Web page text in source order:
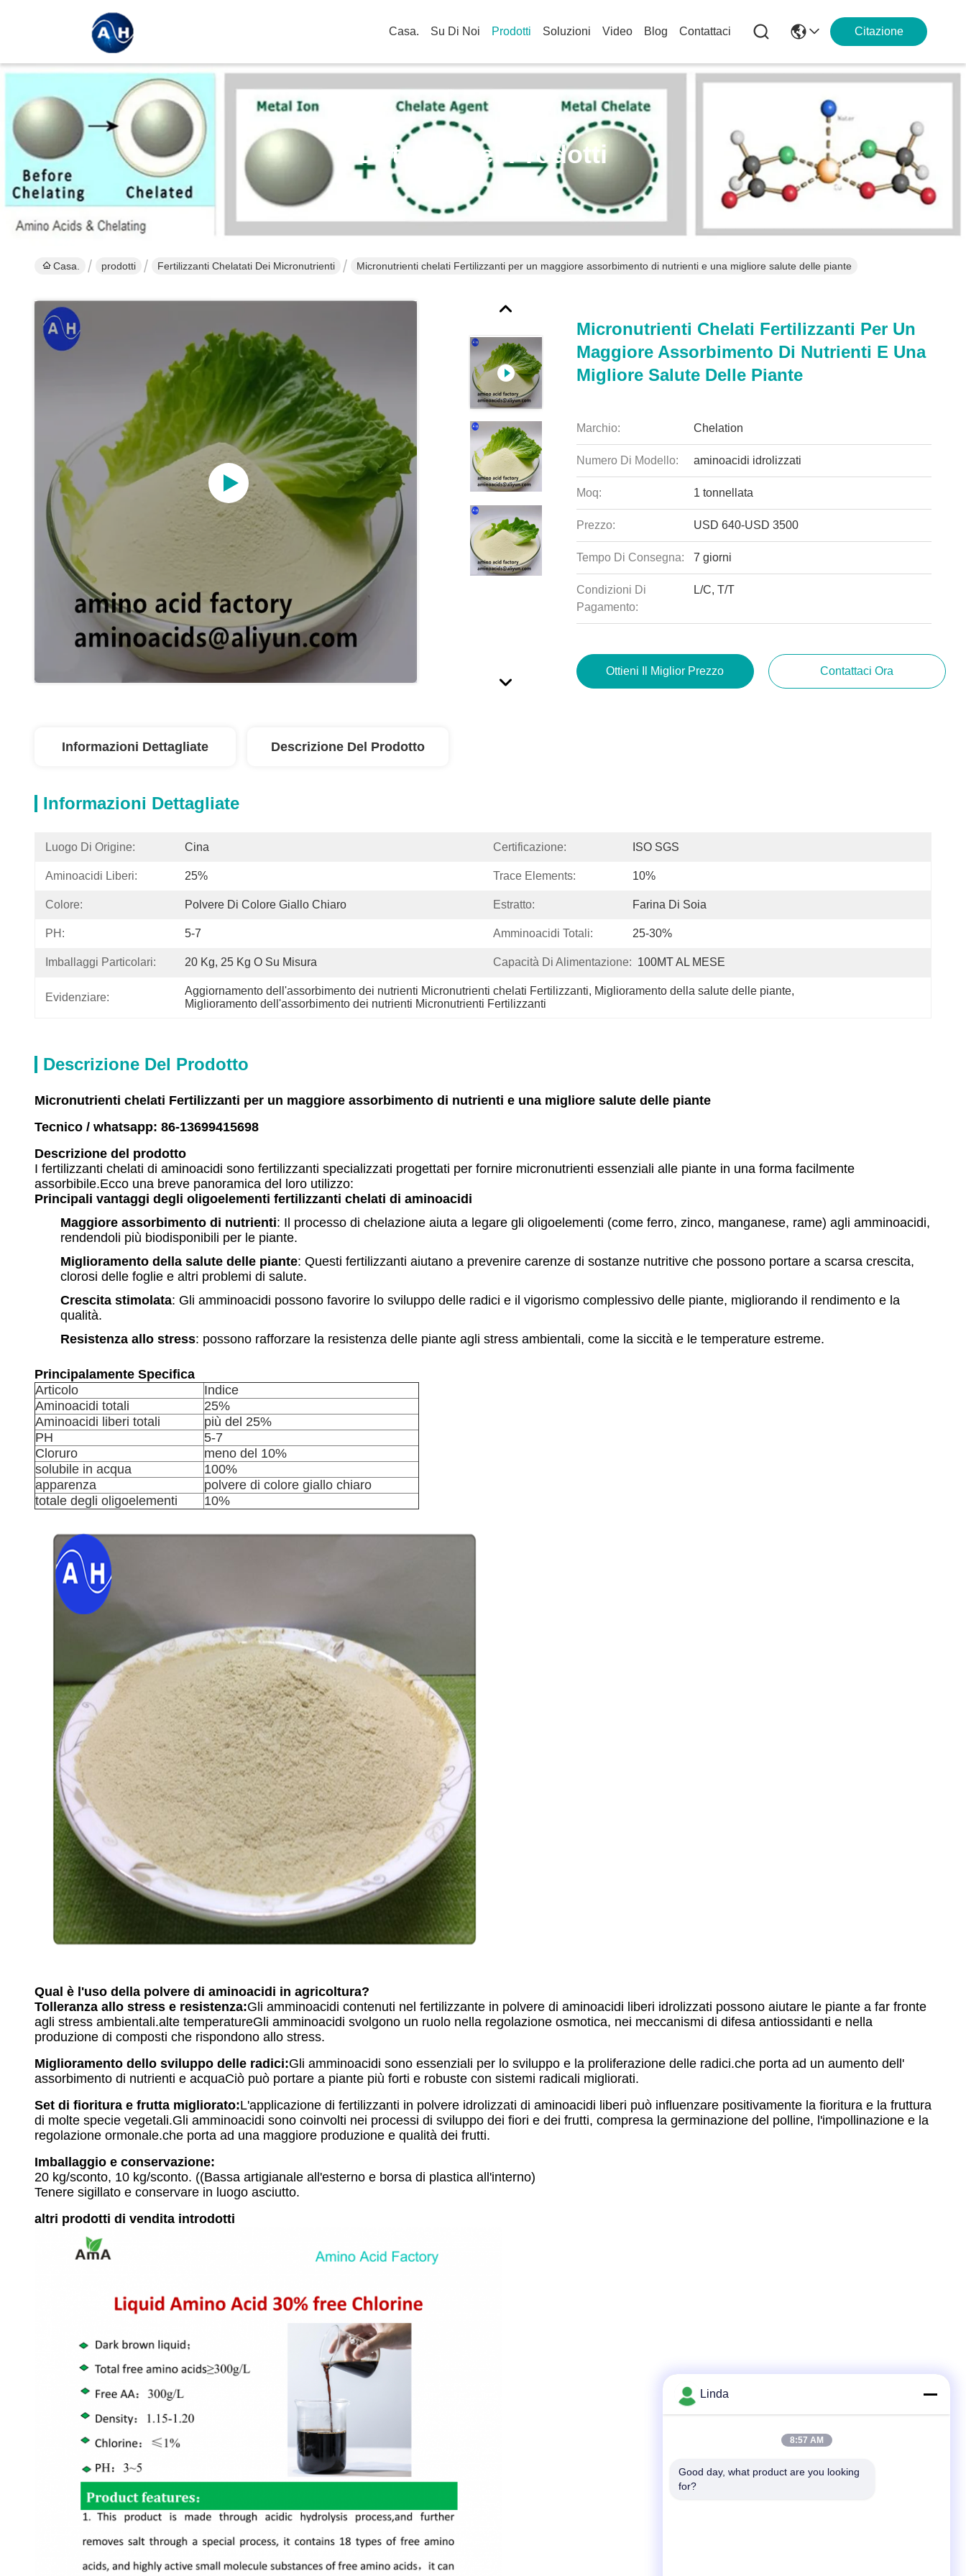
Casa. Su Di Noi Prodotti Soluzioni Video Blog Contattaci Citazione
Dettagli Dei Prodotti
Casa. prodotti Fertilizzanti Chelatati Dei Micronutrienti Micronutrienti chelati Fertilizzanti per un maggiore assorbimento di nutrienti e una migliore salute delle piante
Micronutrienti Chelati Fertilizzanti Per Un
Maggiore Assorbimento Di Nutrienti E Una
Migliore Salute Delle Piante
Marchio: Chelation
Numero Di Modello: aminoacidi idrolizzati
Moq: 1 tonnellata
Prezzo: USD 640-USD 3500
Tempo Di Consegna: 7 giorni
Condizioni Di
Pagamento:
L/C, T/T
Ottieni Il Miglior Prezzo Contattaci Ora
Informazioni Dettagliate Descrizione Del Prodotto
Informazioni Dettagliate
Luogo Di Origine: Cina Certificazione: ISO SGS
Aminoacidi Liberi: 25% Trace Elements: 10%
Colore: Polvere Di Colore Giallo Chiaro Estratto: Farina Di Soia
PH: 5-7 Amminoacidi Totali: 25-30%
Imballaggi Particolari: 20 Kg, 25 Kg O Su Misura Capacità Di Alimentazione: 100MT AL MESE
Evidenziare:
Aggiornamento dell'assorbimento dei nutrienti Micronutrienti chelati Fertilizzanti, Miglioramento della salute delle piante,
Miglioramento dell'assorbimento dei nutrienti Micronutrienti Fertilizzanti
Descrizione Del Prodotto
Micronutrienti chelati Fertilizzanti per un maggiore assorbimento di nutrienti e una migliore salute delle piante
Tecnico / whatsapp: 86-13699415698
Descrizione del prodotto
I fertilizzanti chelati di aminoacidi sono fertilizzanti specializzati progettati per fornire micronutrienti essenziali alle piante in una forma facilmente
assorbibile.Ecco una breve panoramica del loro utilizzo:
Principali vantaggi degli oligoelementi fertilizzanti chelati di aminoacidi
Maggiore assorbimento di nutrienti: Il processo di chelazione aiuta a legare gli oligoelementi (come ferro, zinco, manganese, rame) agli amminoacidi,
rendendoli più biodisponibili per le piante.
Miglioramento della salute delle piante: Questi fertilizzanti aiutano a prevenire carenze di sostanze nutritive che possono portare a scarsa crescita,
clorosi delle foglie e altri problemi di salute.
Crescita stimolata: Gli amminoacidi possono favorire lo sviluppo delle radici e il vigorismo complessivo delle piante, migliorando il rendimento e la
qualità.
Resistenza allo stress: possono rafforzare la resistenza delle piante agli stress ambientali, come la siccità e le temperature estreme.
Principalamente Specifica
Articolo
Indice
Aminoacidi totali
25%
Aminoacidi liberi totali
più del 25%
PH
5-7
Cloruro
meno del 10%
solubile in acqua
100%
apparenza
polvere di colore giallo chiaro
totale degli oligoelementi
10%
Qual è l'uso della polvere di aminoacidi in agricoltura?
Tolleranza allo stress e resistenza:Gli amminoacidi contenuti nel fertilizzante in polvere di aminoacidi liberi idrolizzati possono aiutare le piante a far fronte
agli stress ambientali.alte temperatureGli amminoacidi svolgono un ruolo nella regolazione osmotica, nei meccanismi di difesa antiossidanti e nella
produzione di composti che rispondono allo stress.
Miglioramento dello sviluppo delle radici:Gli amminoacidi sono essenziali per lo sviluppo e la proliferazione delle radici.che porta ad un aumento dell'
assorbimento di nutrienti e acquaCiò può portare a piante più forti e robuste con sistemi radicali migliorati.
Set di fioritura e frutta migliorato:L'applicazione di fertilizzanti in polvere idrolizzati di aminoacidi liberi può influenzare positivamente la fioritura e la fruttura
di molte specie vegetali.Gli amminoacidi sono coinvolti nei processi di sviluppo dei fiori e dei frutti, compresa la germinazione del polline, l'impollinazione e la
regolazione ormonale.che porta ad una maggiore produzione e qualità dei frutti.
Imballaggio e conservazione:
20 kg/sconto, 10 kg/sconto. ((Bassa artigianale all'esterno e borsa di plastica all'interno)
Tenere sigillato e conservare in luogo asciutto.
altri prodotti di vendita introdotti
Linda
8:57 AM
Good day, what product are you looking
for?